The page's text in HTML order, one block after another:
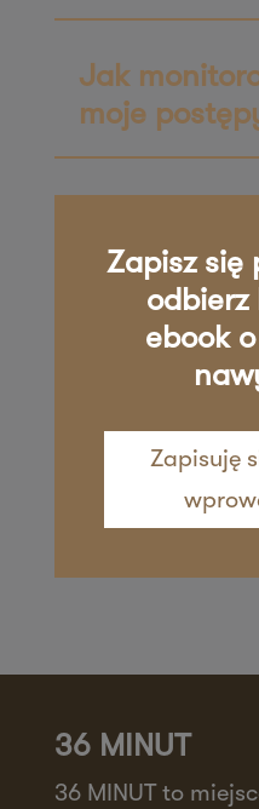
88-400 Żnin
36 MINUT Żory
ul. Wolontariuszy
36 MINUT
ul. Kościuszki 29
34-200 Żywiec
Jak
moje
Zapisz się
odbierz
ebook
Zapisuję
36 MINUT
36 MINUT to